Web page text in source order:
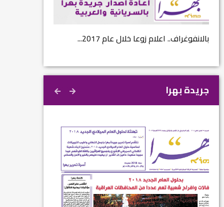
بالانفوغراف.. اعلام زوعا خلال عام 2017...
جريدة بهرا